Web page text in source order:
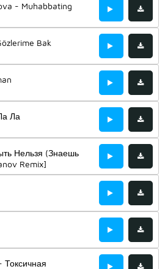
- Muhabbating
Bak
Ла
Нельзя (Знаешь
Remix]